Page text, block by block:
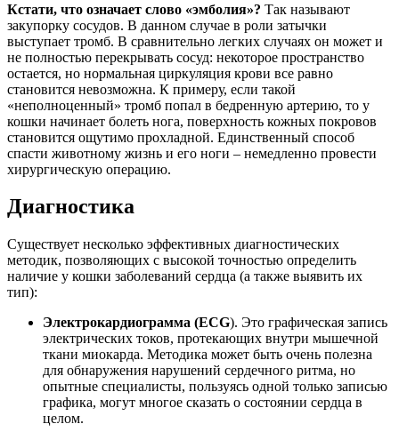
Кстати, что означает слово «эмболия»? Так называют
закупорку сосудов. В данном случае в роли затычки
выступает тромб. В сравнительно легких случаях он может и
не полностью перекрывать сосуд: некоторое пространство
остается, но нормальная циркуляция крови все равно
становится невозможна. К примеру, если такой
«неполноценный» тромб попал в бедренную артерию, то у
кошки начинает болеть нога, поверхность кожных покровов
становится ощутимо прохладной. Единственный способ
спасти животному жизнь и его ноги – немедленно провести
хирургическую операцию.
Диагностика
Существует несколько эффективных диагностических
методик, позволяющих с высокой точностью определить
наличие у кошки заболеваний сердца (а также выявить их
тип):
Электрокардиограмма (ECG). Это графическая запись
электрических токов, протекающих внутри мышечной
ткани миокарда. Методика может быть очень полезна
для обнаружения нарушений сердечного ритма, но
опытные специалисты, пользуясь одной только записью
графика, могут многое сказать о состоянии сердца в
целом.